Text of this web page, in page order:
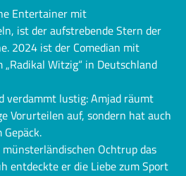
Entertainer mit
ist der aufstrebende Stern der
2024 ist der Comedian mit
Witzig“ in Deutschland
verdammt lustig: Amjad räumt
Vorurteilen auf, sondern hat auch
Ochtrup das
entdeckte er die Liebe zum Sport